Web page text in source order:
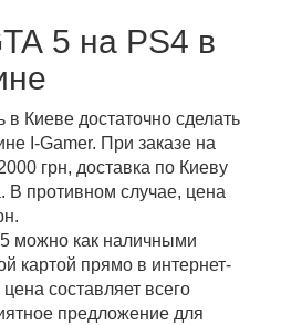
5 на PS4 в
в Киеве достаточно сделать
I-Gamer. При заказе на
грн, доставка по Киеву
В противном случае, цена
можно как наличными
картой прямо в интернет-
составляет всего
предложение для